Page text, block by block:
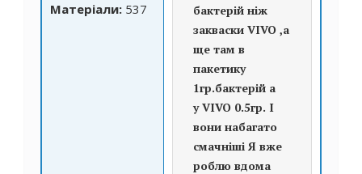
Матеріали: 537
бактерій ніж
закваски VIVO ,а
ще там в
пакетику
1гр.бактерій а
у VIVO 0.5гр. І
вони набагато
смачніші Я вже
роблю вдома